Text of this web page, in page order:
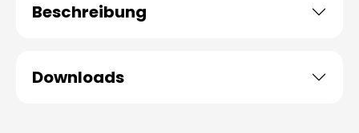
Beschreibung
Downloads